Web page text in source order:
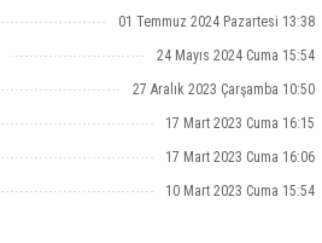
01 Temmuz 2024 Pazartesi 13:38
24 Mayıs 2024 Cuma 15:54
27 Aralık 2023 Çarşamba 10:50
17 Mart 2023 Cuma 16:15
17 Mart 2023 Cuma 16:06
10 Mart 2023 Cuma 15:54